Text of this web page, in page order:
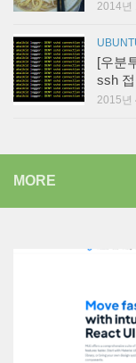
2014년
[우분
ssh 접
2015년
MORE